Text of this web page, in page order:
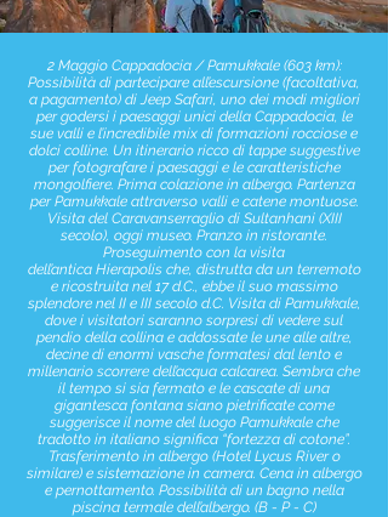
2 Maggio Cappadocia / Pamukkale (603 km):
Possibilità di partecipare all’escursione (facoltativa,
a pagamento) di Jeep Safari, uno dei modi migliori
per godersi i paesaggi unici della Cappadocia, le
sue valli e l’incredibile mix di formazioni rocciose e
dolci colline. Un itinerario ricco di tappe suggestive
per fotografare i paesaggi e le caratteristiche
mongolfiere. Prima colazione in albergo. Partenza
per Pamukkale attraverso valli e catene montuose.
Visita del Caravanserraglio di Sultanhani (XIII
secolo), oggi museo. Pranzo in ristorante.
Proseguimento con la visita
dell’antica Hierapolis che, distrutta da un terremoto
e ricostruita nel 17 d.C., ebbe il suo massimo
splendore nel II e III secolo d.C. Visita di Pamukkale,
dove i visitatori saranno sorpresi di vedere sul
pendio della collina e addossate le une alle altre,
decine di enormi vasche formatesi dal lento e
millenario scorrere dell’acqua calcarea. Sembra che
il tempo si sia fermato e le cascate di una
gigantesca fontana siano pietrificate come
suggerisce il nome del luogo Pamukkale che
tradotto in italiano significa “fortezza di cotone”.
Trasferimento in albergo (Hotel Lycus River o
similare) e sistemazione in camera. Cena in albergo
e pernottamento. Possibilità di un bagno nella
piscina termale dell’albergo. (B - P - C)